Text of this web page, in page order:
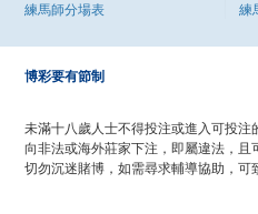
練馬師分場表
練
博彩要有節制
未滿十八歲人士不得投注或進入可投注
向非法或海外莊家下注，即屬違法，且
切勿沉迷賭博，如需尋求輔導協助，可